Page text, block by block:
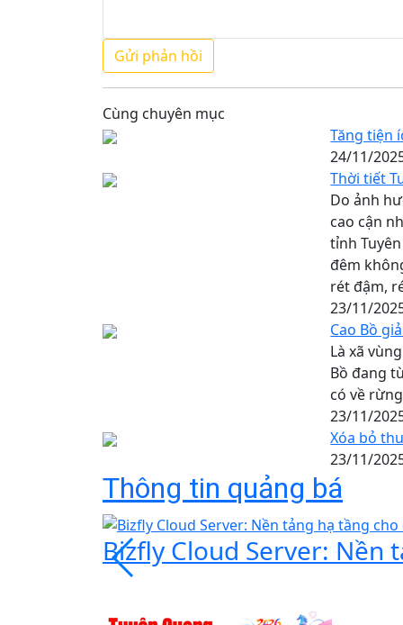
Cùng chuyên mục
Tăng tiện
24/11/
Thời tiết
Do ảnh
cao cận
tỉnh
đêm
rét đậm,
23/11/
Cao Bồ
Là xã
Bồ đang
có về
23/11/
Xóa bỏ
23/11/
Thông tin quảng bá
Bizfly Cloud Server: Nền